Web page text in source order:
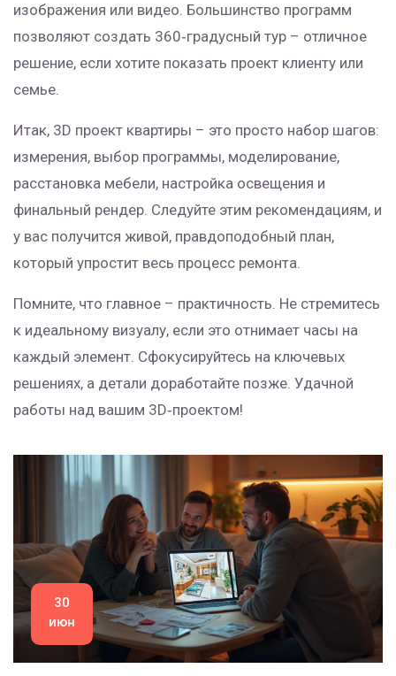
изображения или видео. Большинство программ
позволяют создать 360‑градусный тур – отличное
решение, если хотите показать проект клиенту или
семье.
Итак, 3D проект квартиры – это просто набор шагов:
измерения, выбор программы, моделирование,
расстановка мебели, настройка освещения и
финальный рендер. Следуйте этим рекомендациям, и
у вас получится живой, правдоподобный план,
который упростит весь процесс ремонта.
Помните, что главное – практичность. Не стремитесь
к идеальному визуалу, если это отнимает часы на
каждый элемент. Сфокусируйтесь на ключевых
решениях, а детали доработайте позже. Удачной
работы над вашим 3D‑проектом!
30
июн